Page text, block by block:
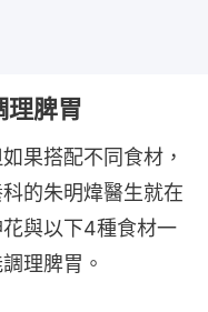
理脾胃
果搭配不同食材，
的朱明煒醫生就在
花與以下4種食材一
理脾胃。